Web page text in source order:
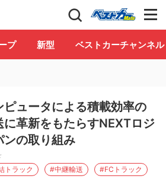
情報誌「ベストカー」 Club
プ 新型 ベストカーチャンネル
ュータによる積載効率の
革新をもたらすNEXTロジ
ンの取り組み
トラック #中継輸送 #FCトラック